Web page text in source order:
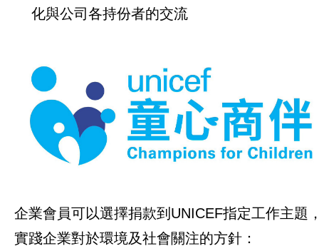
化與公司各持份者的交流
企業會員可以選擇捐款到UNICEF指定工作主題
實踐企業對於環境及社會關注的方針：